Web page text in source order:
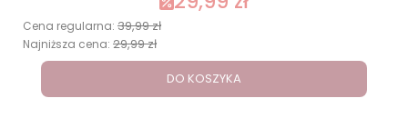
Cena regularna: 39,99 zł
Najniższa cena: 29,99 zł
DO KOSZYKA